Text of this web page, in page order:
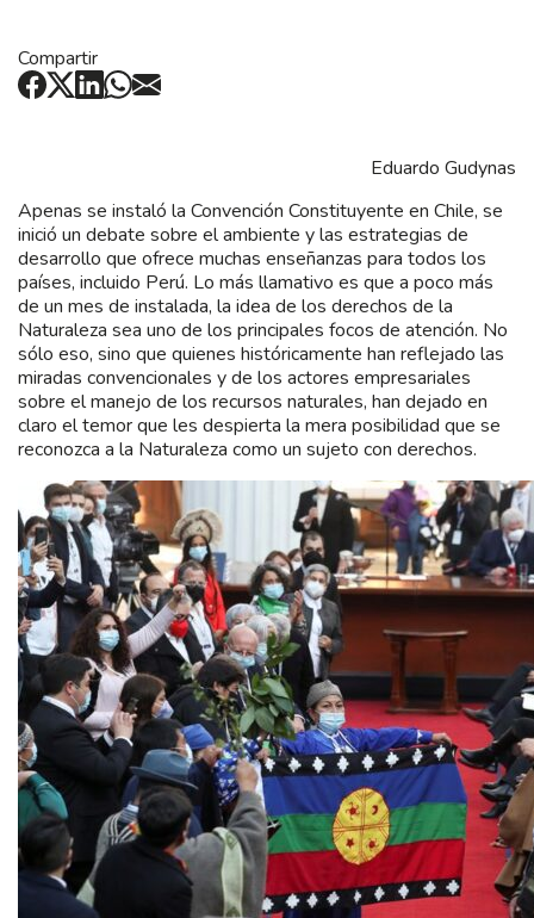
Compartir
Eduardo Gudynas
Apenas se instaló la Convención Constituyente en Chile, se
inició un debate sobre el ambiente y las estrategias de
desarrollo que ofrece muchas enseñanzas para todos los
países, incluido Perú. Lo más llamativo es que a poco más
de un mes de instalada, la idea de los derechos de la
Naturaleza sea uno de los principales focos de atención. No
sólo eso, sino que quienes históricamente han reflejado las
miradas convencionales y de los actores empresariales
sobre el manejo de los recursos naturales, han dejado en
claro el temor que les despierta la mera posibilidad que se
reconozca a la Naturaleza como un sujeto con derechos.